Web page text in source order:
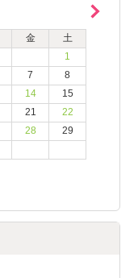
金
土
1
7
8
14
15
21
22
28
29